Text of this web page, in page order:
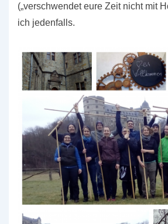
(„verschwendet eure Zeit nicht mit
ich jedenfalls.